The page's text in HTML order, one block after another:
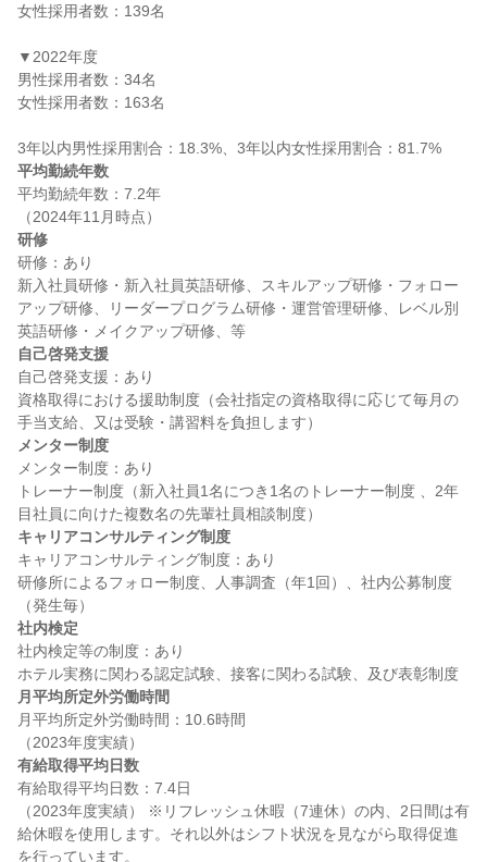
女性採用者数：139名
▼2022年度
男性採用者数：34名
女性採用者数：163名
平均勤続年数
平均勤続年数：7.2年
研修
研修：あり
新入社員研修・新入社員英語研修、スキルアップ研修・フォロー
アップ研修、リーダープログラム研修・運営管理研修、レベル別
自己啓発支援
自己啓発支援：あり
資格取得における援助制度（会社指定の資格取得に応じて毎月の
メンター制度
メンター制度：あり
トレーナー制度（新入社員1名につき1名のトレーナー制度 、2年
キャリアコンサルティング制度
キャリアコンサルティング制度：あり
研修所によるフォロー制度、人事調査（年1回）、社内公募制度
社内検定
社内検定等の制度：あり
月平均所定外労働時間
月平均所定外労働時間：10.6時間
有給取得平均日数
有給取得平均日数：7.4日
（2023年度実績） ※リフレッシュ休暇（7連休）の内、2日間は有
給休暇を使用します。それ以外はシフト状況を見ながら取得促進